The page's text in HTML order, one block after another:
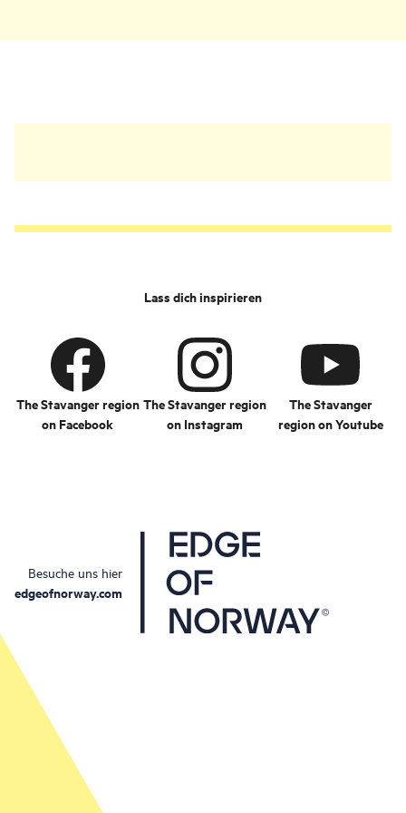
Preikestolen,
Lass dich inspirieren
The Stavanger region
on Facebook
The Stavanger region
on Instagram
The Stavanger
region on Youtube
Besuche uns hier
edgeofnorway.com